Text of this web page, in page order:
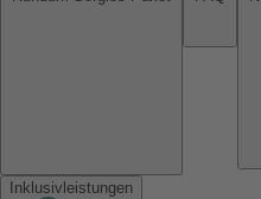
Inklusivleistungen